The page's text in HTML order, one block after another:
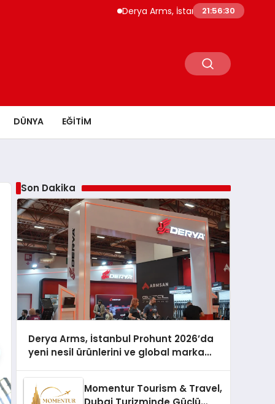
Derya Arms, İstanbul Prohunt 2026’da
21:56:31
DÜNYA EĞITIM
Son Dakika
Derya Arms, İstanbul Prohunt 2026’da
yeni nesil ürünlerini ve global marka
Momentur Tourism & Travel,